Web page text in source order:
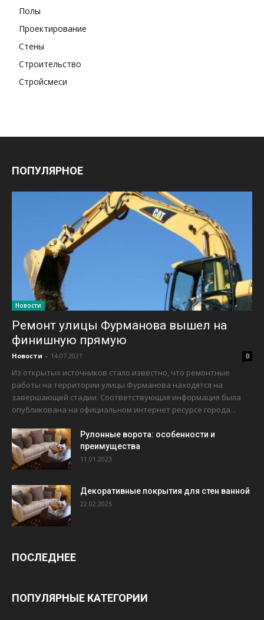
Полы
Проектирование
Стены
Строительство
Стройсмеси
ПОПУЛЯРНОЕ
Новости
Ремонт улицы Фурманова вышел на
финишную прямую
Новости - 14.07.2021 0
Из открытых источников стало известно, что ремонтные
работы на территории улицы Фурманова находятся на
завершающей стадии. Соответствующая информация была
опубликована на официальном интернет ресурсе города...
Рулонные ворота: особенности и
преимущества
11.01.2023
Декоративные покрытия для стен ванной
22.02.2025
ПОСЛЕДНЕЕ
ПОПУЛЯРНЫЕ КАТЕГОРИИ